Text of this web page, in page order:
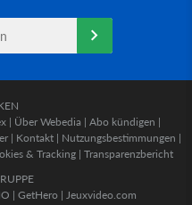
| Über Webedia | Abo kündigen |
| Kontakt | Nutzungsbestimmungen |
& Tracking | Transparenzbericht
| GetHero | Jeuxvideo.com